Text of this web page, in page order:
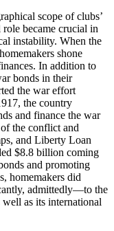
scope of clubs’
role became crucial in
instability. When the
shone
In addition to
bonds in their
the war effort
the country
and finance the war
the conflict and
and Liberty Loan
$8.8 billion coming
and promoting
homemakers did
admittedly—to the
as its international